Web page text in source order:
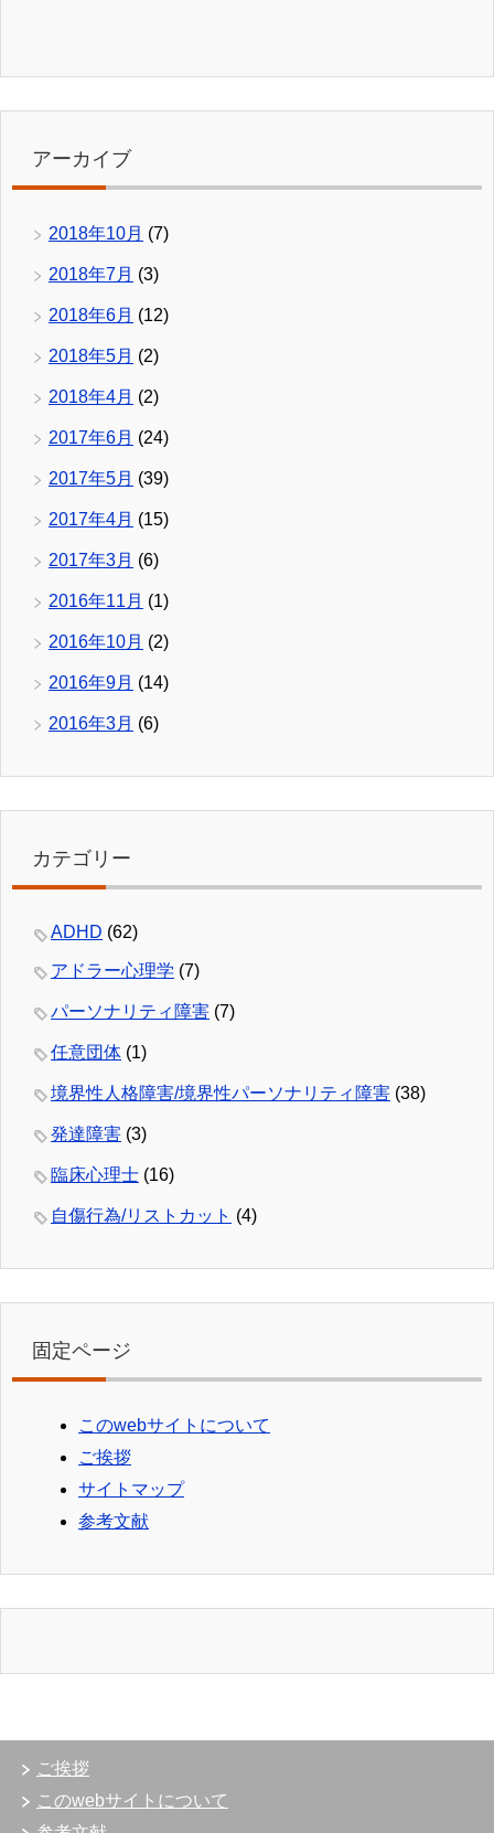
アーカイブ
2018年10月 (7)
2018年7月 (3)
2018年6月 (12)
2018年5月 (2)
2018年4月 (2)
2017年6月 (24)
2017年5月 (39)
2017年4月 (15)
2017年3月 (6)
2016年11月 (1)
2016年10月 (2)
2016年9月 (14)
2016年3月 (6)
カテゴリー
ADHD (62)
アドラー心理学 (7)
パーソナリティ障害 (7)
任意団体 (1)
境界性人格障害/境界性パーソナリティ障害 (38)
発達障害 (3)
臨床心理士 (16)
自傷行為/リストカット (4)
固定ページ
このwebサイトについて
ご挨拶
サイトマップ
参考文献
ご挨拶
このwebサイトについて